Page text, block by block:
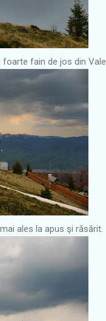
foarte fain de jos din Vale
ales la apus şi răsărit.